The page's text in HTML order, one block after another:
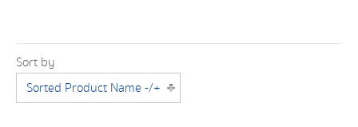
Sort by
Sorted Product Name -/+